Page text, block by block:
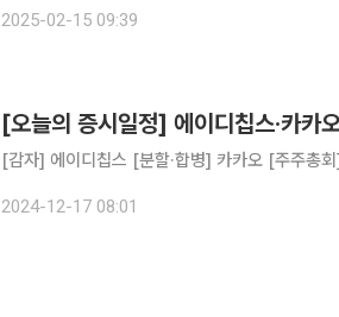
59.86% 오른 9400원에 장을 마쳤다.
2025-02-15 09:39
[오늘의 증시일정] 에이디칩스·카카
[감자] 에이디칩스 [분할·합병] 카카오 [주주총회
2024-12-17 08:01